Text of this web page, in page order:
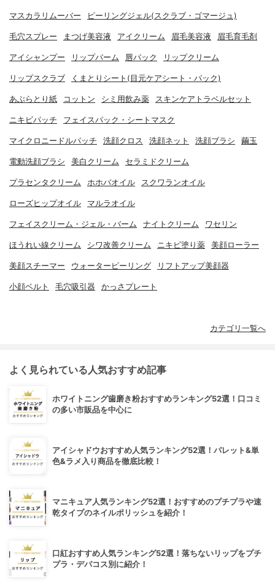
マスカラリムーバー ピーリングジェル(スクラブ・ゴマージュ)
毛穴スプレー まつげ美容液 アイクリーム 眉毛美容液 眉毛育毛剤
アイシャンプー リップバーム 唇パック リップクリーム
リップスクラブ くまとりシート(目元ケアシート・パック)
あぶらとり紙 コットン シミ用飲み薬 スキンケアトラベルセット
ニキビパッチ フェイスパック・シートマスク
マイクロニードルパッチ 洗顔クロス 洗顔ネット 洗顔ブラシ 繭玉
電動洗顔ブラシ 美白クリーム セラミドクリーム
プラセンタクリーム ホホバオイル スクワランオイル
ローズヒップオイル マルラオイル
フェイスクリーム・ジェル・バーム ナイトクリーム ワセリン
ほうれい線クリーム シワ改善クリーム ニキビ塗り薬 美顔ローラー
美顔スチーマー ウォーターピーリング リフトアップ美顔器
小顔ベルト 毛穴吸引器 かっさプレート
カテゴリ一覧へ
よく見られている人気おすすめ記事
ホワイトニング歯磨き粉おすすめランキング52選！口コミ
の多い市販品を中心に
アイシャドウおすすめ人気ランキング52選！パレット&単
色&ラメ入り商品を徹底比較！
マニキュア人気ランキング52選！おすすめのプチプラや速
乾タイプのネイルポリッシュを紹介！
口紅おすすめ人気ランキング52選！落ちないリップをプチ
プラ・デパコス別に紹介！